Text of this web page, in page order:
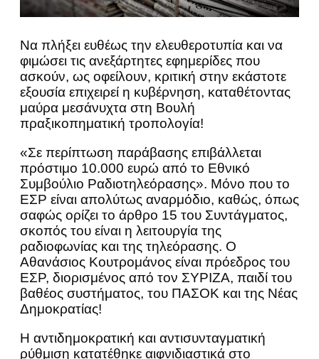
Να πλήξει ευθέως την ελευθεροτυπία και να
φιμώσει τις ανεξάρτητες εφημερίδες που
ασκούν, ως οφείλουν, κριτική στην εκάστοτε
εξουσία επιχειρεί η κυβέρνηση, καταθέτοντας
μαύρα μεσάνυχτα στη Βουλή
πραξικοπηματική τροπολογία!
«Σε περίπτωση παράβασης επιβάλλεται
πρόστιμο 10.000 ευρώ από το Εθνικό
Συμβούλιο Ραδιοτηλεόρασης». Μόνο που το
ΕΣΡ είναι απολύτως αναρμόδιο, καθώς, όπως
σαφώς ορίζει το άρθρο 15 του Συντάγματος,
σκοπός του είναι η λειτουργία της
ραδιοφωνίας και της τηλεόρασης. Ο
Αθανάσιος Κουτρομάνος είναι πρόεδρος του
ΕΣΡ, διορισμένος από τον ΣΥΡΙΖΑ, παιδί του
βαθέος συστήματος, του ΠΑΣΟΚ και της Νέας
Δημοκρατίας!
Η αντιδημοκρατική και αντισυνταγματική
ρύθμιση κατατέθηκε αιφνιδιαστικά στο